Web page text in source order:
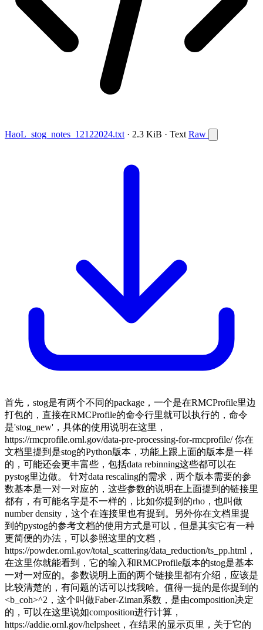
HaoL_stog_notes_12122024.txt · 2.3 KiB · Text Raw
首先，stog是有两个不同的package，一个是在RMCProfile里边
打包的，直接在RMCProfile的命令行里就可以执行的，命令
是'stog_new'，具体的使用说明在这里，
https://rmcprofile.ornl.gov/data-pre-processing-for-rmcprofile/ 你在
文档里提到是stog的Python版本，功能上跟上面的版本是一样
的，可能还会更丰富些，包括data rebinning这些都可以在
pystog里边做。 针对data rescaling的需求，两个版本需要的参
数基本是一对一对应的，这些参数的说明在上面提到的链接里
都有，有可能名字是不一样的，比如你提到的rho，也叫做
number density，这个在连接里也有提到。另外你在文档里提
到的pystog的参考文档的使用方式是可以，但是其实它有一种
更简便的办法，可以参照这里的文档，
https://powder.ornl.gov/total_scattering/data_reduction/ts_pp.html，
在这里你就能看到，它的输入和RMCProfile版本的stog是基本
一对一对应的。参数说明上面的两个链接里都有介绍，应该是
比较清楚的，有问题的话可以找我哈。值得一提的是你提到的
<b_coh>^2，这个叫做Faber-Ziman系数，是由composition决定
的，可以在这里说如composition进行计算，
https://addie.ornl.gov/helpsheet，在结果的显示页里，关于它的